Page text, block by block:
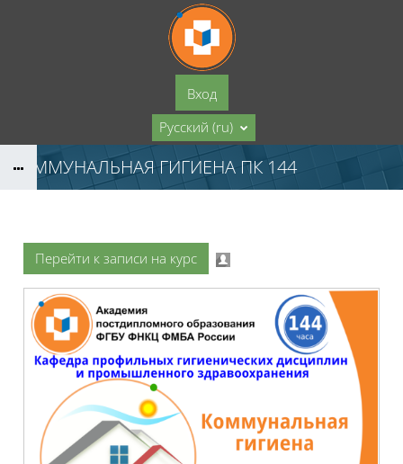
Перейти к основному содержанию
Вход
Русский ‎(ru)‎
КОММУНАЛЬНАЯ ГИГИЕНА ПК 144
Перейти к записи на курс